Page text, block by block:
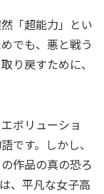
「超能力」とい
でも、悪と戦う
り戻すために、
ボリューショ
です。しかし、
作品の真の恐ろ
、平凡な女子高